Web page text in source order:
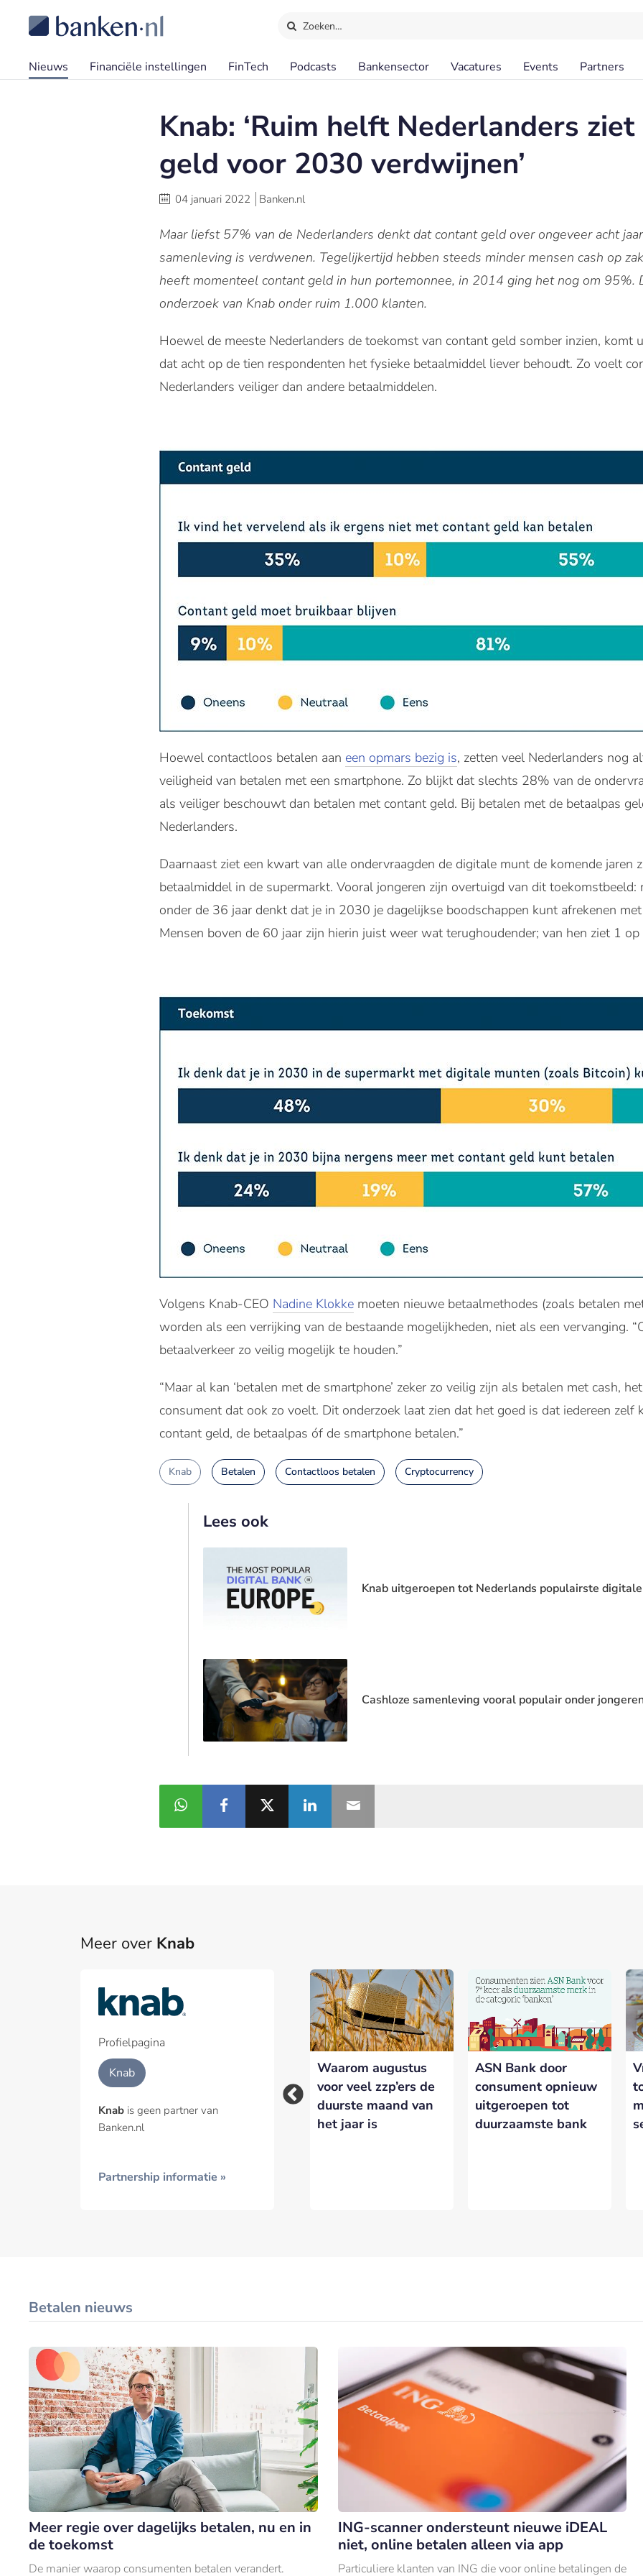
Zoeken…
Nieuws Financiële instellingen FinTech Podcasts Bankensector Vacatures Events Partners
Knab: ‘Ruim helft Nederlanders
geld voor 2030 verdwijnen’
04 januari 2022 Banken.nl
Maar liefst 57% van de Nederlanders denkt dat contant geld over ongeveer acht
samenleving is verdwenen. Tegelijkertijd hebben steeds minder mensen cash op
heeft momenteel contant geld in hun portemonnee, in 2014 ging het nog om 95%.
onderzoek van Knab onder ruim 1.000 klanten.
Hoewel de meeste Nederlanders de toekomst van contant geld somber inzien, komt
dat acht op de tien respondenten het fysieke betaalmiddel liever behoudt. Zo voelt
Nederlanders veiliger dan andere betaalmiddelen.
Hoewel contactloos betalen aan een opmars bezig is, zetten veel Nederlanders nog
veiligheid van betalen met een smartphone. Zo blijkt dat slechts 28% van de
als veiliger beschouwt dan betalen met contant geld. Bij betalen met de betaalpas
Nederlanders.
Daarnaast ziet een kwart van alle ondervraagden de digitale munt de komende jaren
betaalmiddel in de supermarkt. Vooral jongeren zijn overtuigd van dit
onder de 36 jaar denkt dat je in 2030 je dagelijkse boodschappen kunt afrekenen
Mensen boven de 60 jaar zijn hierin juist weer wat terughoudender; van hen ziet 1
Volgens Knab-CEO Nadine Klokke moeten nieuwe betaalmethodes (zoals betalen
worden als een verrijking van de bestaande mogelijkheden, niet als een vervanging.
betaalverkeer zo veilig mogelijk te houden.”
“Maar al kan ‘betalen met de smartphone’ zeker zo veilig zijn als betalen met cash,
consument dat ook zo voelt. Dit onderzoek laat zien dat het goed is dat iedereen zelf
contant geld, de betaalpas óf de smartphone betalen.”
Knab Betalen Contactloos betalen Cryptocurrency
Lees ook
Knab uitgeroepen tot Nederlands populairste
Cashloze samenleving vooral populair onder
Meer over Knab
Profielpagina
Knab
Knab is geen partner van
Banken.nl
Partnership informatie »
Partnerships bij Banken.nl
Een partnership met Banken.nl biedt diverse mogelijkheden om je merk
het platform voor de Nederlandse bankensector.
Geïnteresseerd in meer informatie?
Laat hieronder je gegevens achter.
positie tijdelijk in
Klokke kondigt
Waarom augustus
voor veel zzp’ers de
duurste maand van
het jaar is
ASN Bank door
consument opnieuw
uitgeroepen tot
duurzaamste bank
Betalen nieuws
Meer regie over dagelijks betalen, nu en in
de toekomst
De manier waarop consumenten betalen verandert.
ING-scanner ondersteunt nieuwe iDEAL
niet, online betalen alleen via app
Particuliere klanten van ING die voor online betalingen de